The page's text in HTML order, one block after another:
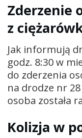
Zderzenie
z
Jak informują
godz. 8:30 w
do zderzenia
na drodze nr
osoba została
Kolizja w